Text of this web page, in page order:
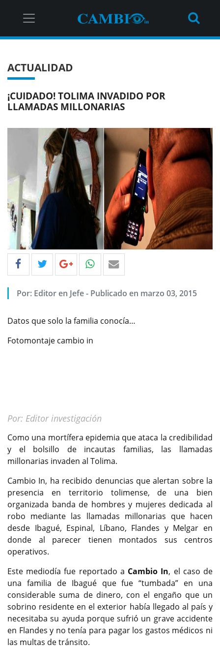
ACTUALIDAD
¡CUIDADO! TOLIMA INVADIDO POR
LLAMADAS MILLONARIAS
Por: Editor en Jefe - Publicado en marzo 03, 2015
Datos que solo la familia conocía…
Fotomontaje cambio in
Por: Editor investigación
Como una mortífera epidemia que ataca la credibilidad
y el bolsillo de incautas familias, las llamadas
millonarias invaden al Tolima.
Cambio In, ha recibido denuncias que alertan sobre la
presencia en territorio tolimense, de una bien
organizada banda de hombres y mujeres dedicada al
robo mediante las llamadas millonarias que hacen
desde Ibagué, Espinal, Líbano, Flandes y Melgar en
donde al parecer tienen montados sus centros
operativos.
Este mediodía fue reportado a Cambio In, el caso de
una familia de Ibagué que fue “tumbada” en una
considerable suma de dinero, con el engaño que un
sobrino residente en el exterior había llegado al país y
necesitaba su ayuda porque sufrió un grave accidente
en Flandes y no tenía para pagar los gastos médicos ni
las multas de tránsito.